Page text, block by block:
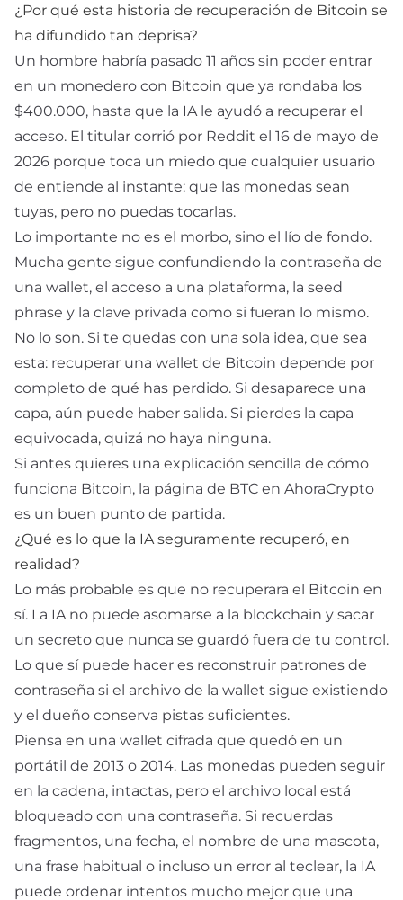
¿Por qué esta historia de recuperación de Bitcoin se
ha difundido tan deprisa?
Un hombre habría pasado 11 años sin poder entrar
en un monedero con Bitcoin que ya rondaba los
$400.000, hasta que la IA le ayudó a recuperar el
acceso. El titular corrió por Reddit el 16 de mayo de
2026 porque toca un miedo que cualquier usuario
de entiende al instante: que las monedas sean
tuyas, pero no puedas tocarlas.
Lo importante no es el morbo, sino el lío de fondo.
Mucha gente sigue confundiendo la contraseña de
una wallet, el acceso a una plataforma, la seed
phrase y la clave privada como si fueran lo mismo.
No lo son. Si te quedas con una sola idea, que sea
esta: recuperar una wallet de Bitcoin depende por
completo de qué has perdido. Si desaparece una
capa, aún puede haber salida. Si pierdes la capa
equivocada, quizá no haya ninguna.
Si antes quieres una explicación sencilla de cómo
funciona Bitcoin, la página de BTC en AhoraCrypto
es un buen punto de partida.
¿Qué es lo que la IA seguramente recuperó, en
realidad?
Lo más probable es que no recuperara el Bitcoin en
sí. La IA no puede asomarse a la blockchain y sacar
un secreto que nunca se guardó fuera de tu control.
Lo que sí puede hacer es reconstruir patrones de
contraseña si el archivo de la wallet sigue existiendo
y el dueño conserva pistas suficientes.
Piensa en una wallet cifrada que quedó en un
portátil de 2013 o 2014. Las monedas pueden seguir
en la cadena, intactas, pero el archivo local está
bloqueado con una contraseña. Si recuerdas
fragmentos, una fecha, el nombre de una mascota,
una frase habitual o incluso un error al teclear, la IA
puede ordenar intentos mucho mejor que una